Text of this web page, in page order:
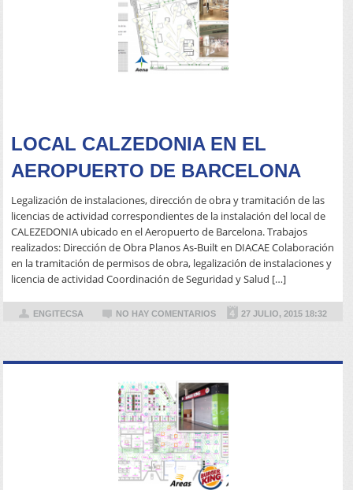
LOCAL CALZEDONIA EN EL
AEROPUERTO DE BARCELONA
Legalización de instalaciones, dirección de obra y tramitación de las
licencias de actividad correspondientes de la instalación del local de
CALEZEDONIA ubicado en el Aeropuerto de Barcelona. Trabajos
realizados: Dirección de Obra Planos As-Built en DIACAE Colaboración
en la tramitación de permisos de obra, legalización de instalaciones y
licencia de actividad Coordinación de Seguridad y Salud […]
ENGITECSA NO HAY COMENTARIOS 27 JULIO, 2015 18:32